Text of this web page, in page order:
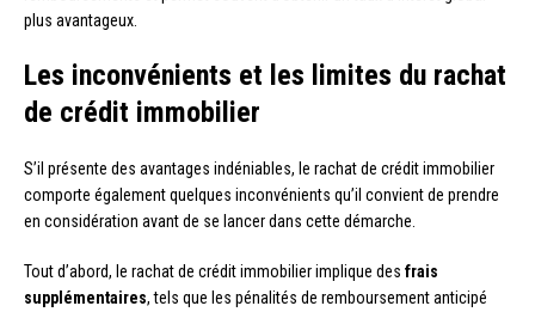
plus avantageux.
Les inconvénients et les limites du rachat
de crédit immobilier
S’il présente des avantages indéniables, le rachat de crédit immobilier
comporte également quelques inconvénients qu’il convient de prendre
en considération avant de se lancer dans cette démarche.
Tout d’abord, le rachat de crédit immobilier implique des frais
supplémentaires, tels que les pénalités de remboursement anticipé